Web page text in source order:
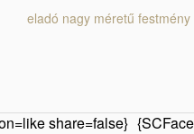
eladó nagy méretű festmény
share=false}